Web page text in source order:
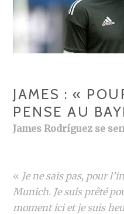
JAMES : «
PENSE AU
James Rodríguez se
« Je ne sais pas, pour
Munich. Je suis prêté
moment ici et je suis